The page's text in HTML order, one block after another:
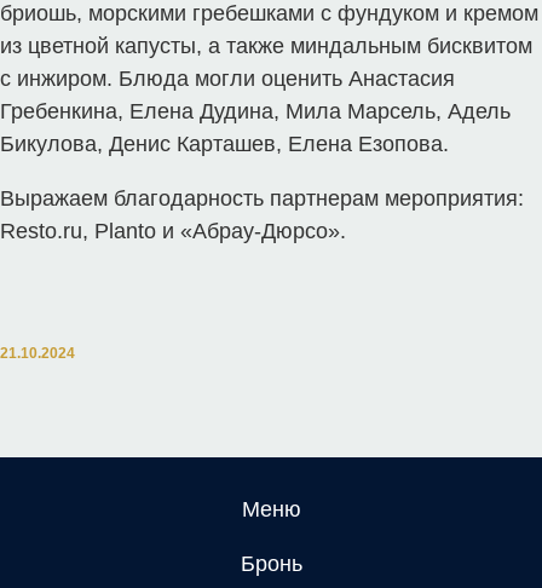
бриошь, морскими гребешками с фундуком и кремом
из цветной капусты, а также миндальным бисквитом
с инжиром. Блюда могли оценить Анастасия
Гребенкина, Елена Дудина, Мила Марсель, Адель
Бикулова, Денис Карташев, Елена Езопова.
Выражаем благодарность партнерам мероприятия:
Resto.ru, Planto и «Абрау-Дюрсо».
21.10.2024
Меню
Бронь